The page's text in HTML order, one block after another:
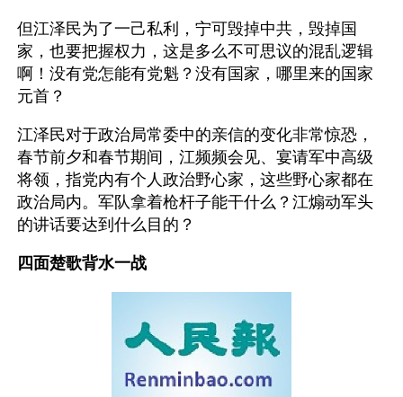
但江泽民为了一己私利，宁可毁掉中共，毁掉国
家，也要把握权力，这是多么不可思议的混乱逻辑
啊！没有党怎能有党魁？没有国家，哪里来的国家
元首？
江泽民对于政治局常委中的亲信的变化非常惊恐，
春节前夕和春节期间，江频频会见、宴请军中高级
将领，指党内有个人政治野心家，这些野心家都在
政治局内。军队拿着枪杆子能干什么？江煽动军头
的讲话要达到什么目的？
四面楚歌背水一战